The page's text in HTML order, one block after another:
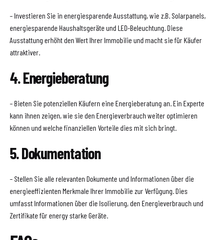
– Investieren Sie in energiesparende Ausstattung, wie z.B. Solarpanels,
energiesparende Haushaltsgeräte und LED-Beleuchtung. Diese
Ausstattung erhöht den Wert Ihrer Immobilie und macht sie für Käufer
attraktiver.
4. Energieberatung
– Bieten Sie potenziellen Käufern eine Energieberatung an. Ein Experte
kann ihnen zeigen, wie sie den Energieverbrauch weiter optimieren
können und welche finanziellen Vorteile dies mit sich bringt.
5. Dokumentation
– Stellen Sie alle relevanten Dokumente und Informationen über die
energieeffizienten Merkmale Ihrer Immobilie zur Verfügung. Dies
umfasst Informationen über die Isolierung, den Energieverbrauch und
Zertifikate für energy starke Geräte.